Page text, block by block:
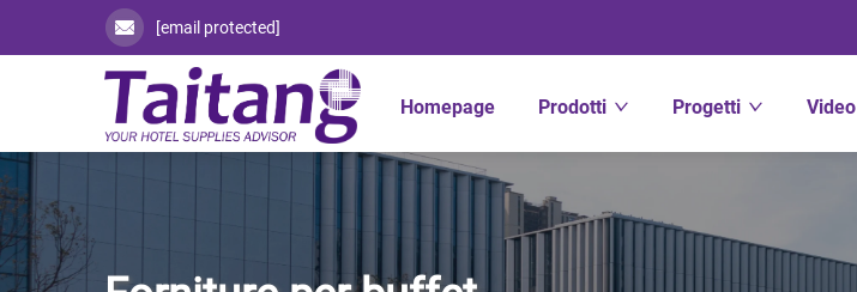
[email protected]
Homepage Prodotti Progetti Video